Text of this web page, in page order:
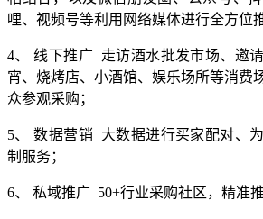
哩、视频号等利用网络媒体进行全方位
4、 线下推广 走访酒水批发市场、邀
宵、烧烤店、小酒馆、 娱乐场所等消费
众参观采购；
5、 数据营销 大数据进行买家配对、
制服务；
6、 私域推广 50+行业采购社区，精准推